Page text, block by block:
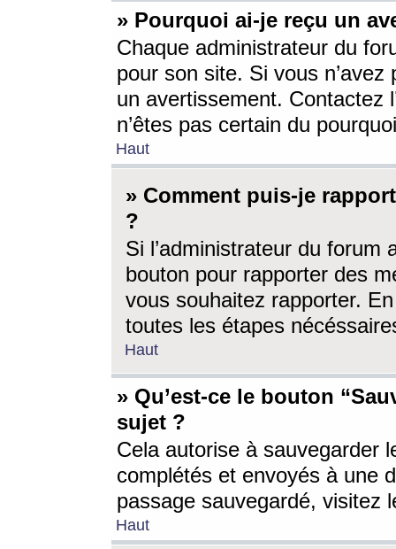
» Pourquoi ai-je reçu un
Chaque administrateur du
pour son site. Si vous
un avertissement. Contactez
n’êtes pas certain du
Haut
» Comment puis-je
?
Si l’administrateur du forum
bouton pour rapporter des
vous souhaitez rapporter.
toutes les étapes
Haut
» Qu’est-ce le bouton
sujet ?
Cela autorise à sauvegarder
complétés et envoyés à une
passage sauvegardé, visitez
Haut